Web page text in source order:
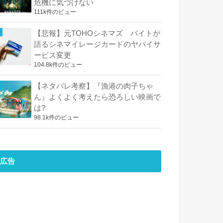
危機に気づけない
111k件のビュー
【悲報】元TOHOシネマズ バイトが
語るシネマイレージカードのヤバイサ
ービス変更
104.8k件のビュー
【ネタバレ考察】『漁港の肉子ちゃ
ん』よくよく考えたら恐ろしい映画で
は?
98.1k件のビュー
広告